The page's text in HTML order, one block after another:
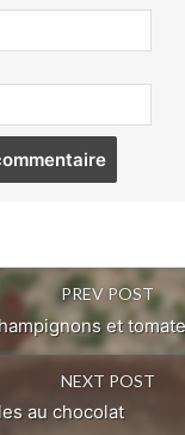
PREV POST
et
NEXT POST
au chocolat